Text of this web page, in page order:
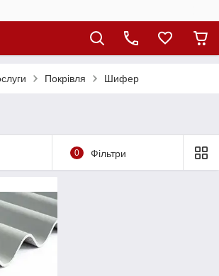
Покрівля Шифер
0 Фільтри